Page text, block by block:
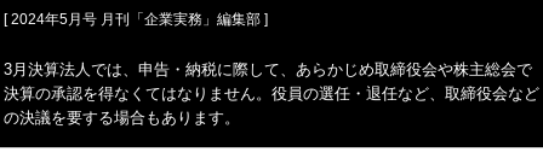
[ 2024年5月号 月刊「企業実務」編集部 ]
3月決算法人では、申告・納税に際して、あらかじめ取締役会や株主総会で
決算の承認を得なくてはなりません。役員の選任・退任など、取締役会など
の決議を要する場合もあります。